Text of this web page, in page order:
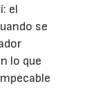
el
se
lo que